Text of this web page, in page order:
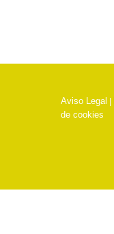
Aviso Legal
de cookies